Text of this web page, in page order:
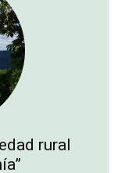
rural